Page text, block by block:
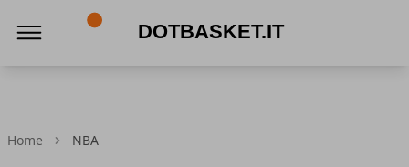
Home NBA